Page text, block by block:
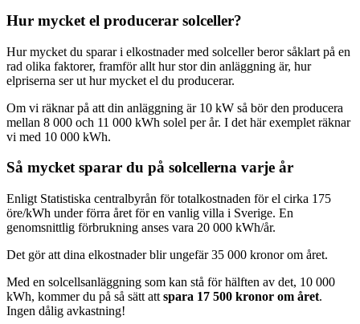
Hur mycket el producerar solceller?
Hur mycket du sparar i elkostnader med solceller beror såklart på en
rad olika faktorer, framför allt hur stor din anläggning är, hur
elpriserna ser ut hur mycket el du producerar.
Om vi räknar på att din anläggning är 10 kW så bör den producera
mellan 8 000 och 11 000 kWh solel per år. I det här exemplet räknar
vi med 10 000 kWh.
Så mycket sparar du på solcellerna varje år
Enligt Statistiska centralbyrån för totalkostnaden för el cirka 175
öre/kWh under förra året för en vanlig villa i Sverige. En
genomsnittlig förbrukning anses vara 20 000 kWh/år.
Det gör att dina elkostnader blir ungefär 35 000 kronor om året.
Med en solcellsanläggning som kan stå för hälften av det, 10 000
kWh, kommer du på så sätt att spara 17 500 kronor om året.
Ingen dålig avkastning!